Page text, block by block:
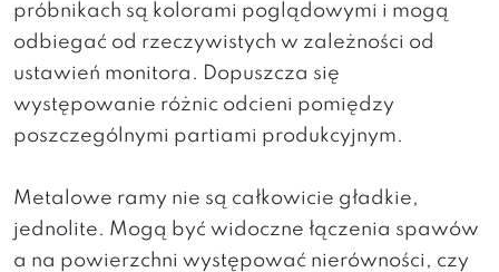
próbnikach są kolorami poglądowymi i mogą
odbiegać od rzeczywistych w zależności od
ustawień monitora. Dopuszcza się
występowanie różnic odcieni pomiędzy
poszczególnymi partiami produkcyjnym.
Metalowe ramy nie są całkowicie gładkie,
jednolite. Mogą być widoczne łączenia spawów
a na powierzchni występować nierówności, czy